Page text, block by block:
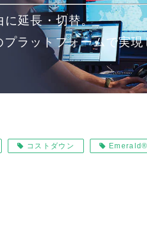
に延長・切替。
ラットフォームで実現
コストダウン Emerald®